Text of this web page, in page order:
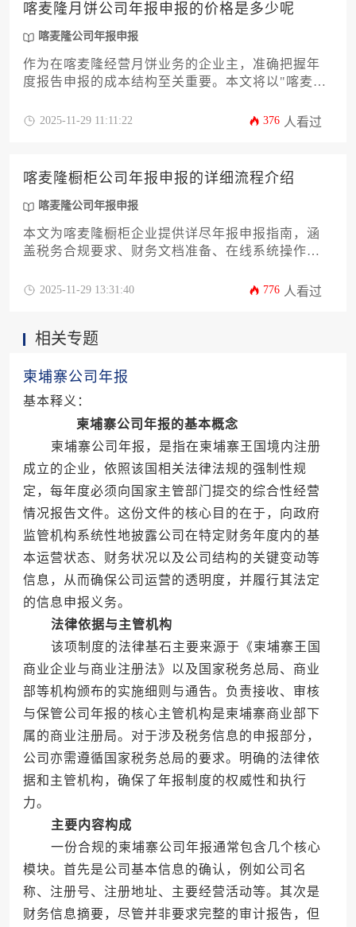
喀麦隆月饼公司年报申报的价格是多少呢
喀麦隆公司年报申报
作为在喀麦隆经营月饼业务的企业主，准确把握年
度报告申报的成本结构至关重要。本文将以"喀麦隆
统解析申报费用的组成要素、合规流程与优化策
准，为企业提供精准的成本测算模型。文中还将探
讨如何通过提前准备材料、合理选择申报方式等技
巧有效控制申报支出，助力企业完成高效合规的喀
2025-11-29 11:11:22 376 人看过
喀麦隆橱柜公司年报申报的详细流程介绍
喀麦隆公司年报申报
本文为喀麦隆橱柜企业提供详尽年报申报指南，涵
盖税务合规要求、财务文档准备、在线系统操作及
全流程，帮助企业主高效完成法定义务，规避处罚
2025-11-29 13:31:40 776 人看过
相关专题
柬埔寨公司年报
基本释义：
柬埔寨公司年报的基本概念
柬埔寨公司年报，是指在柬埔寨王国境内注册
成立的企业，依照该国相关法律法规的强制性规
定，每年度必须向国家主管部门提交的综合性经营
情况报告文件。这份文件的核心目的在于，向政府
监管机构系统性地披露公司在特定财务年度内的基
本运营状态、财务状况以及公司结构的关键变动等
信息，从而确保公司运营的透明度，并履行其法定
的信息申报义务。
法律依据与主管机构
该项制度的法律基石主要来源于《柬埔寨王国
商业企业与商业注册法》以及国家税务总局、商业
部等机构颁布的实施细则与通告。负责接收、审核
与保管公司年报的核心主管机构是柬埔寨商业部下
属的商业注册局。对于涉及税务信息的申报部分，
公司亦需遵循国家税务总局的要求。明确的法律依
据和主管机构，确保了年报制度的权威性和执行
力。
主要内容构成
一份合规的柬埔寨公司年报通常包含几个核心
模块。首先是公司基本信息的确认，例如公司名
称、注册号、注册地址、主要经营活动等。其次是
财务信息摘要，尽管并非要求完整的审计报告，但